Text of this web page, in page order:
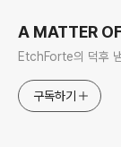
A MATTER
EtchForte의 덕후
구독하기